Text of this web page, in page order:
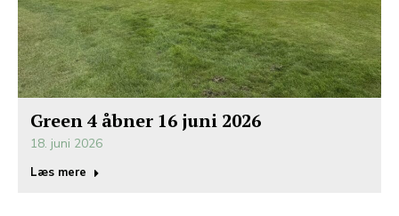
Green 4 åbner 16 juni 2026
18. juni 2026
Læs mere